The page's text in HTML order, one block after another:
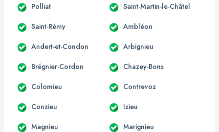
Polliat Saint-Martin-le-Châtel
Saint-Rémy Ambléon
Andert-et-Condon Arbignieu
Brégnier-Cordon Chazey-Bons
Colomieu Contrevoz
Conzieu Izieu
Magnieu Marignieu